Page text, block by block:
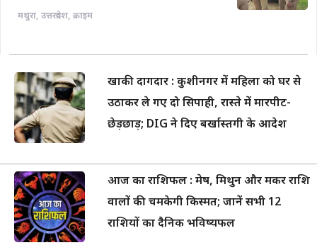
मथुरा, उत्तरप्रदेश, क्राइम
खाकी दागदार : कुशीनगर में महिला को घर से
उठाकर ले गए दो सिपाही, रास्ते में मारपीट-
छेड़छाड़; DIG ने दिए बर्खास्तगी के आदेश
आज का राशिफल : मेष, मिथुन और मकर राशि
वालों की चमकेगी किस्मत; जानें सभी 12
राशियों का दैनिक भविष्यफल